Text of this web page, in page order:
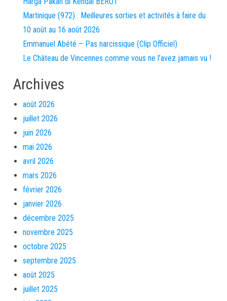
Martinique (972) : Meilleures sorties et activités à faire du
10 août au 16 août 2026
Emmanuel Abété – Pas narcissique (Clip Officiel)
Le Château de Vincennes comme vous ne l’avez jamais vu !
Archives
août 2026
juillet 2026
juin 2026
mai 2026
avril 2026
mars 2026
février 2026
janvier 2026
décembre 2025
novembre 2025
octobre 2025
septembre 2025
août 2025
juillet 2025